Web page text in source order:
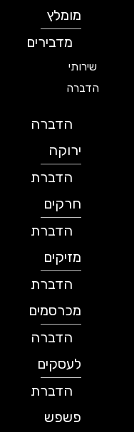
מומלץ
מדבירים
שירותי
הדברה
הדברה
ירוקה
הדברת
חרקים
הדברת
מזיקים
הדברת
מכרסמים
הדברה
לעסקים
הדברת
פשפש